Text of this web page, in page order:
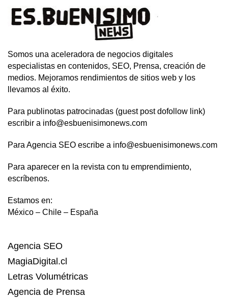
Somos una aceleradora de negocios digitales
especialistas en contenidos, SEO, Prensa, creación de
medios. Mejoramos rendimientos de sitios web y los
llevamos al éxito.
Para publinotas patrocinadas (guest post dofollow link)
escribir a info@esbuenisimonews.com
Para Agencia SEO escribe a info@esbuenisimonews.com
Para aparecer en la revista con tu emprendimiento,
escríbenos.
Estamos en:
México – Chile – España
Agencia SEO
MagiaDigital.cl
Letras Volumétricas
Agencia de Prensa